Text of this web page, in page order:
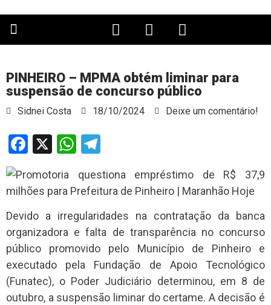
PINHEIRO – MPMA obtém liminar para
suspensão de concurso público
Sidnei Costa 18/10/2024 Deixe um comentário!
Facebook
X WhatsApp
Devido a irregularidades na contratação da banca
organizadora e falta de transparência no concurso
público promovido pelo Município de Pinheiro e
executado pela Fundação de Apoio Tecnológico
(Funatec), o Poder Judiciário determinou, em 8 de
outubro, a suspensão liminar do certame. A decisão é